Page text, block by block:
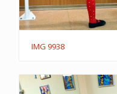
IMG 9938